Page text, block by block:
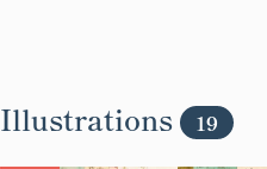
Illustrations 19